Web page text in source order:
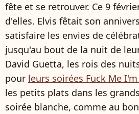
fête et se retrouver. Ce 9
d'elles. Elvis fêtait son
satisfaire les envies de
jusqu'au bout de la nuit de
David Guetta, les rois des
pour leurs soirées Fuck Me
les petits plats dans les
soirée blanche, comme au